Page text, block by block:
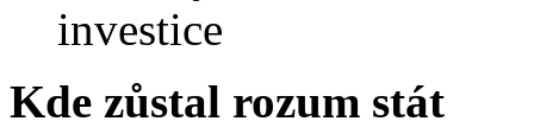
investice
Kde zůstal rozum stát